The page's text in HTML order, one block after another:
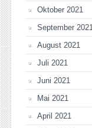
Oktober 2021
September 2021
August 2021
Juli 2021
Juni 2021
Mai 2021
April 2021